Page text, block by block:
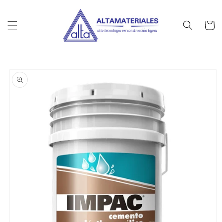
al contenido
Carrito
directamente
a la
información